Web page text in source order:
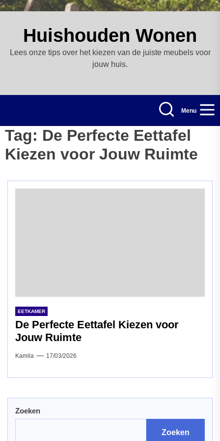
Skip
contentHuishouden Wonen
Lees onze tips over het kiezen van de juiste meubels voor
jouw huis.
Menu
Tag: De Perfecte Eettafel
Kiezen voor Jouw Ruimte
EETKAMER
De Perfecte Eettafel Kiezen voor
Jouw Ruimte
Kamila 17/03/2026
Zoeken
Zoeken